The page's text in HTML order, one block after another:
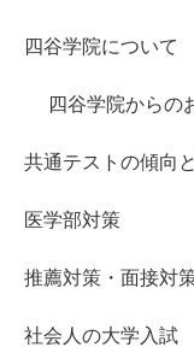
四谷学院について
四谷学院からの
共通テストの傾向
医学部対策
推薦対策・面接対
社会人の大学入試